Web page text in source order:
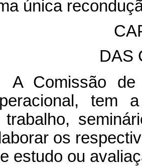
única
DAS
Comissão de
tem
os
estudo ou